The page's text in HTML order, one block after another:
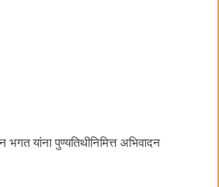
यांना पुण्यतिथीनिमित्त अभिवादन